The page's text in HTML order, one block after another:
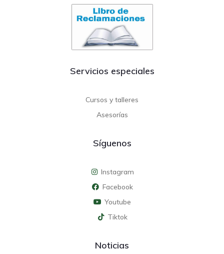
Servicios especiales
Cursos y talleres
Asesorías
Síguenos
Instagram
Facebook
Youtube
Tiktok
Noticias